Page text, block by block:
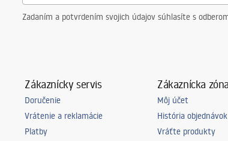
Zadaním a potvrdením svojich údajov súhlasíte s
Zákaznícky servis
Doručenie
Vrátenie a reklamácie
Platby
Zákaznícka zóna
Môj účet
História objednávok
Vráťte produkty